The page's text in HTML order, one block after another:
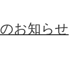
お知らせ